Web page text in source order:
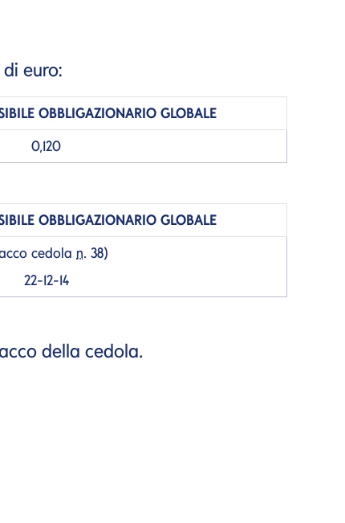
euro:
OBBLIGAZIONARIO GLOBALE
0,120
OBBLIGAZIONARIO GLOBALE
cedola n. 38)
22-12-14
della cedola.